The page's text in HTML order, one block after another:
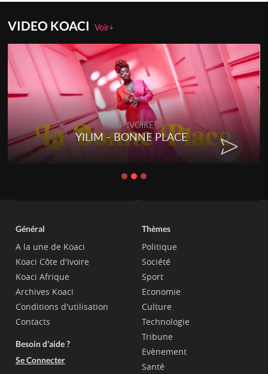
VIDEO KOACIVoir+
RAP IVOIRE
YILIM - BONNE PLACE
Général
A la une de Koaci
Koaci Côte d'Ivoire
Koaci Afrique
Archives Koaci
Conditions d'utilisation
Contacts
Besoin d'aide ?
Se Connecter
Thèmes
Politique
Société
Sport
Economie
Culture
Technologie
Tribune
Evènement
Santé